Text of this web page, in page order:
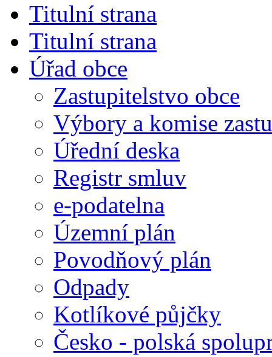
Titulní strana
Titulní strana
Úřad obce
Zastupitelstvo obce
Výbory a komise
Úřední deska
Registr smluv
e-podatelna
Územní plán
Povodňový plán
Odpady
Kotlíkové půjčky
Česko - polská